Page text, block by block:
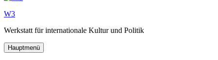
W3
Werkstatt für internationale Kultur und Politik
Hauptmenü